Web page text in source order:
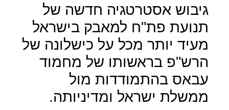
גיבוש אסטרטגיה חדשה של
תנועת פת"ח למאבק בישראל
מעיד יותר מכל על כישלונה של
הרש"פ בראשותו של מחמוד
עבאס בהתמודדות מול
ממשלת ישראל ומדיניותה.